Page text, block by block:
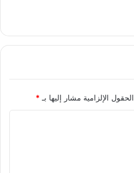
الحقول الإلزامية مشار إليها بـ*